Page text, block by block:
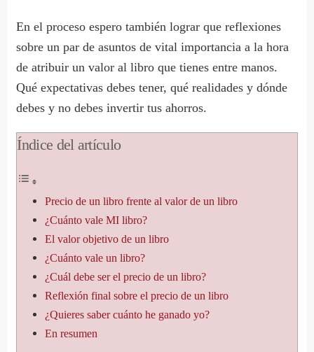
En el proceso espero también lograr que reflexiones
sobre un par de asuntos de vital importancia a la hora
de atribuir un valor al libro que tienes entre manos.
Qué expectativas debes tener, qué realidades y dónde
debes y no debes invertir tus ahorros.
Índice del artículo
Precio de un libro frente al valor de un libro
¿Cuánto vale MI libro?
El valor objetivo de un libro
¿Cuánto vale un libro?
¿Cuál debe ser el precio de un libro?
Reflexión final sobre el precio de un libro
¿Quieres saber cuánto he ganado yo?
En resumen